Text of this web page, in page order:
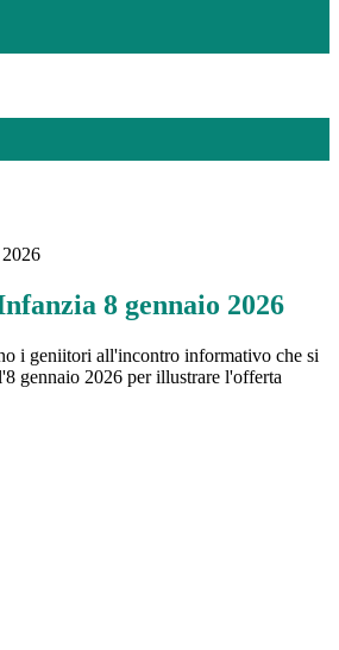
8 gennaio 2026
i geniitori all'incontro informativo che si
gennaio 2026 per illustrare l'offerta